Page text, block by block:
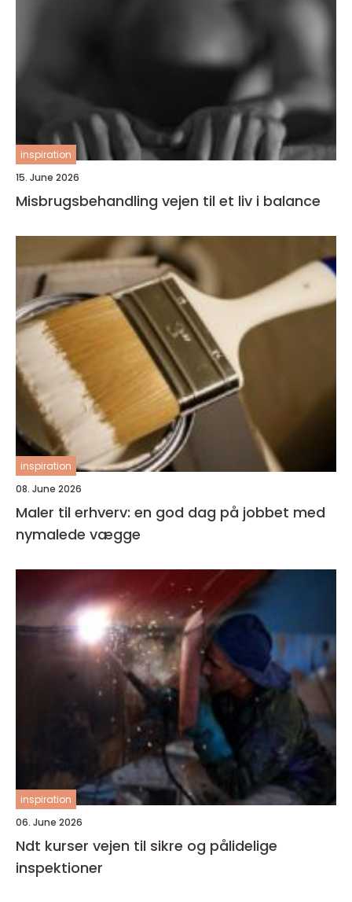
inspiration
15. June 2026
Misbrugsbehandling vejen til et liv i balance
inspiration
08. June 2026
Maler til erhverv: en god dag på jobbet med
nymalede vægge
inspiration
06. June 2026
Ndt kurser vejen til sikre og pålidelige
inspektioner